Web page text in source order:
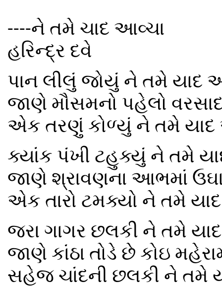
----ને તમે ચાદ આવ્ચા
હરિન્દ્ર દવે
પાન લીલું જોયું ને તમે યાદ
જાણે મૌસમનો પહેલો
એક તરણું કોળ્યું ને તમે યાદ
ક્યાંક પંખી ટહુક્યું ને તમે
જાણે શ્રાવણના આભમાં
એક તારો ટમક્યો ને તમે
જરા ગાગર છલકી ને તમે
જાણે કાંઠા તોડે છે કોઇ
સહેજ ચાંદની છલકી ને તમે